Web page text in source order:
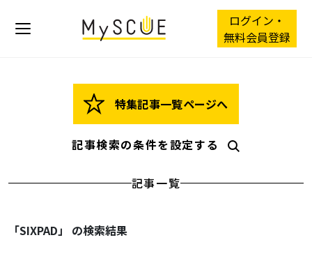
ログイン・
無料会員登録
特集記事一覧ページへ
記事検索の条件を設定する
記事一覧
「SIXPAD」 の検索結果